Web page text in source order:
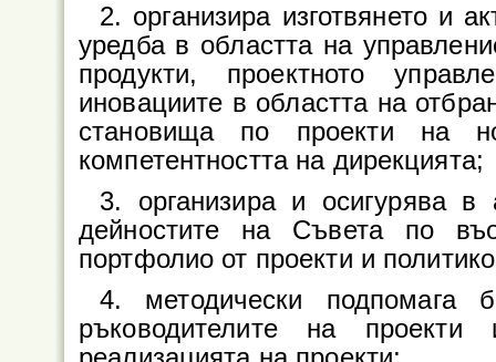
2. организира изготвянето и
уредба в областта на
продукти, проектното
иновациите в областта на
становища по проекти на
компетентността на дирекцията;
3. организира и осигурява в
дейностите на Съвета по
портфолио от проекти и
4. методически подпомага
ръководителите на